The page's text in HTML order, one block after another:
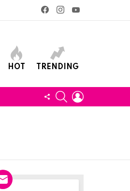
facebookinstagram
HOT TRENDING
FOLLOWSEARCH